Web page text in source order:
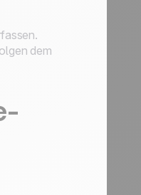
dem